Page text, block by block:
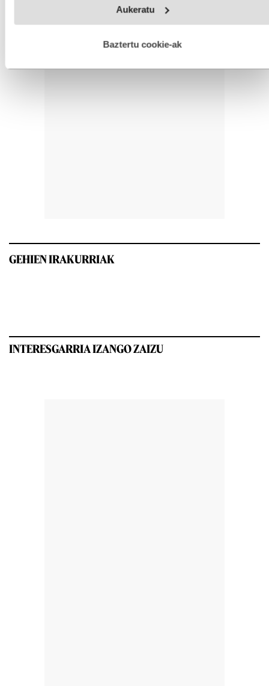
fitxategiak erabiltzen ditu. Zure esperientzia eta zerbitzuak
esplizitua ematen diguzu.Gehiago irakurri
Aukeratu
Baztertu cookie-ak
GEHIEN IRAKURRIAK
INTERESGARRIA IZANGO ZAIZU